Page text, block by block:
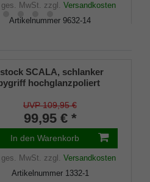
MwSt. zzgl. Versandkosten
Artikelnummer 9632-14
SCALA, schlanker
hochglanzpoliert
gebeizt 94
inkl. Gummipuffer
UVP 109,95 €
99,95 € *
In den Warenkorb
MwSt. zzgl. Versandkosten
Artikelnummer 1332-1